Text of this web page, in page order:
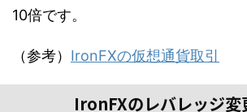
10倍です。
（参考） IronFXの仮想通貨取引
IronFXのレバレッジ変